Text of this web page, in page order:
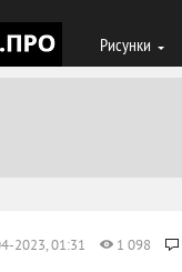
Рисунки
2023, 01:31 1 098